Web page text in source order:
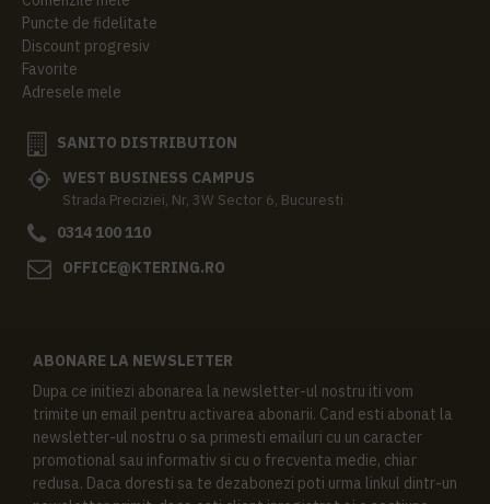
Puncte de fidelitate
Discount progresiv
Favorite
Adresele mele
SANITO DISTRIBUTION
WEST BUSINESS CAMPUS
Strada Preciziei, Nr, 3W Sector 6, Bucuresti
0314 100 110
OFFICE@KTERING.RO
ABONARE LA NEWSLETTER
Dupa ce initiezi abonarea la newsletter-ul nostru iti vom
trimite un email pentru activarea abonarii. Cand esti abonat la
newsletter-ul nostru o sa primesti emailuri cu un caracter
promotional sau informativ si cu o frecventa medie, chiar
redusa. Daca doresti sa te dezabonezi poti urma linkul dintr-un